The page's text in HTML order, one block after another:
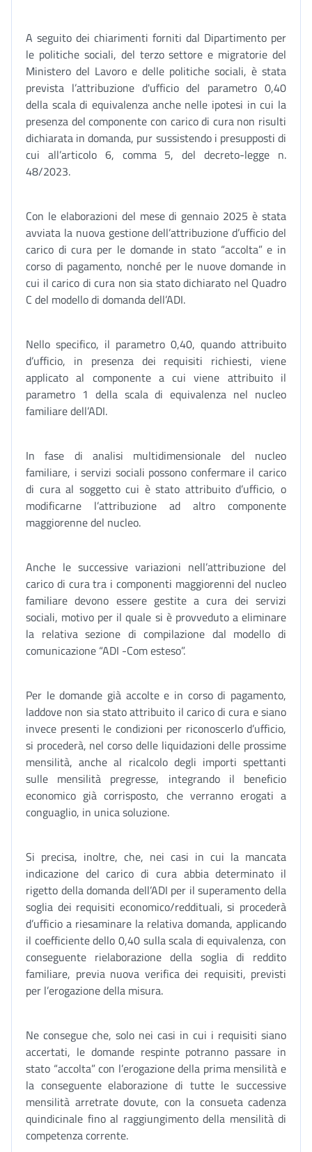
A seguito dei chiarimenti forniti dal Dipartimento per
le politiche sociali, del terzo settore e migratorie del
Ministero del Lavoro e delle politiche sociali, è stata
prevista l’attribuzione d'ufficio del parametro 0,40
della scala di equivalenza anche nelle ipotesi in cui la
presenza del componente con carico di cura non risulti
dichiarata in domanda, pur sussistendo i presupposti di
cui all’articolo 6, comma 5, del decreto-legge n.
48/2023.
Con le elaborazioni del mese di gennaio 2025 è stata
avviata la nuova gestione dell’attribuzione d’ufficio del
carico di cura per le domande in stato “accolta” e in
corso di pagamento, nonché per le nuove domande in
cui il carico di cura non sia stato dichiarato nel Quadro
C del modello di domanda dell’ADI.
Nello specifico, il parametro 0,40, quando attribuito
d’ufficio, in presenza dei requisiti richiesti, viene
applicato al componente a cui viene attribuito il
parametro 1 della scala di equivalenza nel nucleo
familiare dell’ADI.
In fase di analisi multidimensionale del nucleo
familiare, i servizi sociali possono confermare il carico
di cura al soggetto cui è stato attribuito d’ufficio, o
modificarne l’attribuzione ad altro componente
maggiorenne del nucleo.
Anche le successive variazioni nell’attribuzione del
carico di cura tra i componenti maggiorenni del nucleo
familiare devono essere gestite a cura dei servizi
sociali, motivo per il quale si è provveduto a eliminare
la relativa sezione di compilazione dal modello di
comunicazione “ADI -Com esteso”.
Per le domande già accolte e in corso di pagamento,
laddove non sia stato attribuito il carico di cura e siano
invece presenti le condizioni per riconoscerlo d’ufficio,
si procederà, nel corso delle liquidazioni delle prossime
mensilità, anche al ricalcolo degli importi spettanti
sulle mensilità pregresse, integrando il beneficio
economico già corrisposto, che verranno erogati a
conguaglio, in unica soluzione.
Si precisa, inoltre, che, nei casi in cui la mancata
indicazione del carico di cura abbia determinato il
rigetto della domanda dell’ADI per il superamento della
soglia dei requisiti economico/reddituali, si procederà
d’ufficio a riesaminare la relativa domanda, applicando
il coefficiente dello 0,40 sulla scala di equivalenza, con
conseguente rielaborazione della soglia di reddito
familiare, previa nuova verifica dei requisiti, previsti
per l’erogazione della misura.
Ne consegue che, solo nei casi in cui i requisiti siano
accertati, le domande respinte potranno passare in
stato “accolta” con l’erogazione della prima mensilità e
la conseguente elaborazione di tutte le successive
mensilità arretrate dovute, con la consueta cadenza
quindicinale fino al raggiungimento della mensilità di
competenza corrente.